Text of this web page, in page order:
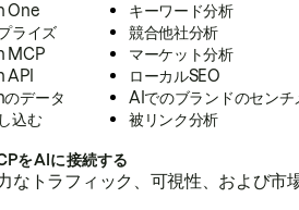
One
ライズ
MCP
API
データ
込む
キーワード分析
競合他社分析
マーケット分析
ローカルSEO
AIでのブランドのセンチ
被リンク分析
をAIに接続する
なトラフィック、可視性、および